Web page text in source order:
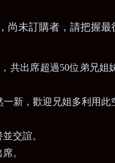
未訂購者，請把握最
共出席超過50位弟兄姐
新，歡迎兄姐多利用
交誼。
。